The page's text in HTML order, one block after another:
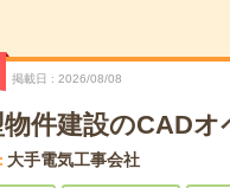
掲載日 2026/08/08
件建設のCADオ
大手電気工事会社